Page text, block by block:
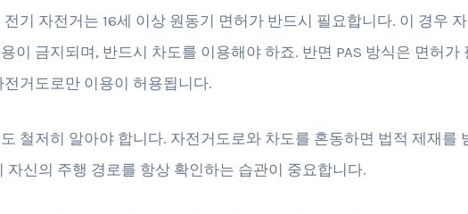
기 자전거는 16세 이상 원동기 면허가 반드시 필요합니다. 이 경우 자
이 금지되며, 반드시 차도를 이용해야 하죠. 반면 PAS 방식은 면허가
거도로만 이용이 허용됩니다.
철저히 알아야 합니다. 자전거도로와 차도를 혼동하면 법적 제재를
자신의 주행 경로를 항상 확인하는 습관이 중요합니다.